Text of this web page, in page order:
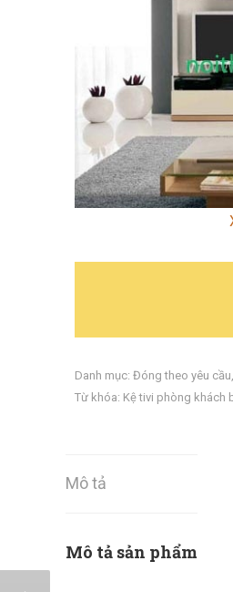
Danh mục: Đóng theo yêu cầu,
Từ khóa: Kệ tivi phòng khách
Mô tả
Mô tả sản phẩm